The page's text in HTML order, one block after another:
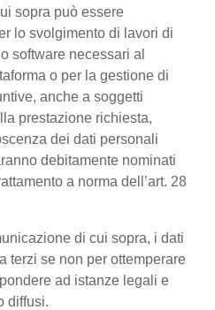
sopra può essere
lo svolgimento di lavori di
software necessari al
o per la gestione di
anche a soggetti
prestazione richiesta,
dei dati personali
debitamente nominati
a norma dell’art. 28
di cui sopra, i dati
terzi se non per ottemperare
ad istanze legali e
diffusi.